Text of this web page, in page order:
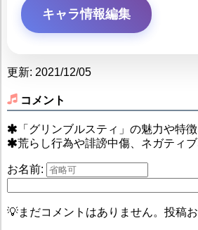
キャラ情報編集
更新: 2021/12/05
コメント
「グリンブルスティ」の魅力や特
荒らし行為や誹謗中傷、ネガティ
お名前:
💡まだコメントはありません。投稿